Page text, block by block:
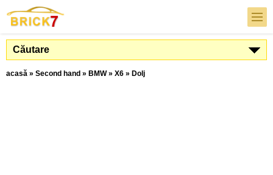
Căutare
acasă » Second hand » BMW» X6 » Dolj